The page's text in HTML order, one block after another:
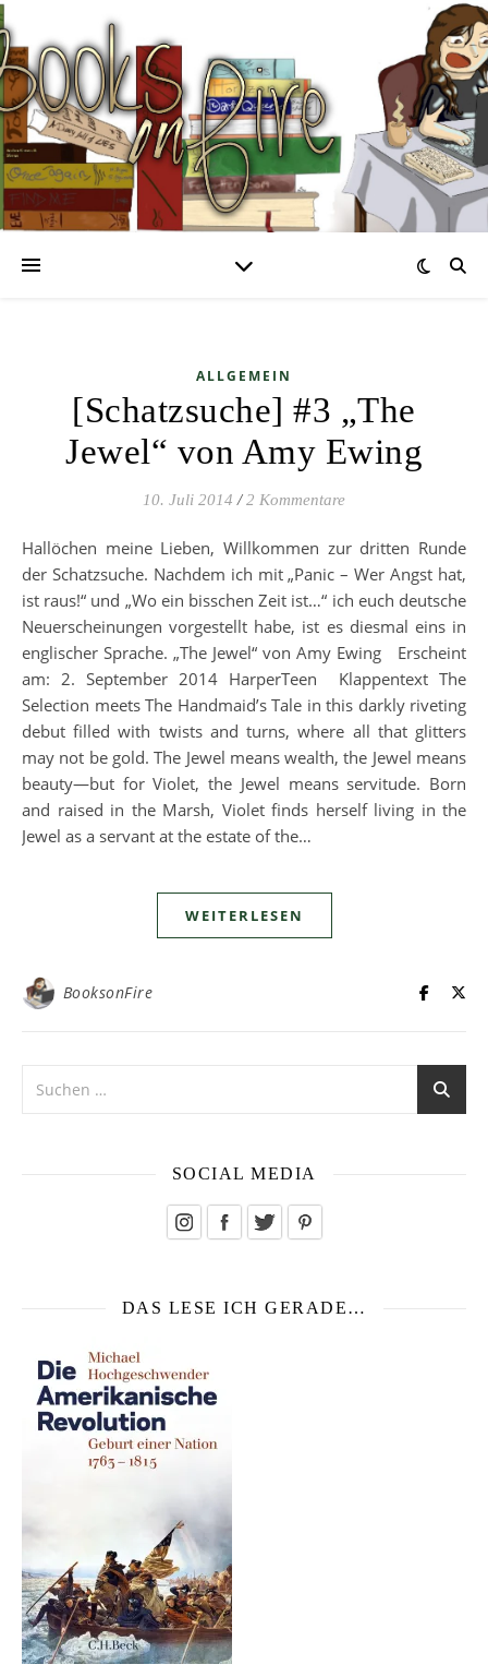
ALLGEMEIN
[Schatzsuche] #3 „The
Jewel“ von Amy Ewing
10. Juli 2014 / 2 Kommentare
Hallöchen meine Lieben, Willkommen zur dritten Runde
der Schatzsuche. Nachdem ich mit „Panic – Wer Angst hat,
ist raus!“ und „Wo ein bisschen Zeit ist…“ ich euch deutsche
Neuerscheinungen vorgestellt habe, ist es diesmal eins in
englischer Sprache. „The Jewel“ von Amy Ewing Erscheint
am: 2. September 2014 HarperTeen Klappentext The
Selection meets The Handmaid’s Tale in this darkly riveting
debut filled with twists and turns, where all that glitters
may not be gold. The Jewel means wealth, the Jewel means
beauty—but for Violet, the Jewel means servitude. Born
and raised in the Marsh, Violet finds herself living in the
Jewel as a servant at the estate of the…
WEITERLESEN
BooksonFire
SOCIAL MEDIA
DAS LESE ICH GERADE…